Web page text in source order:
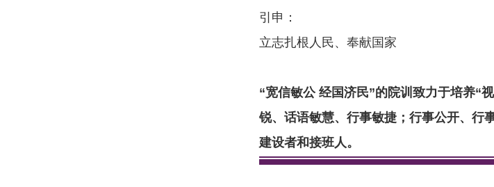
引申：
立志扎根人民、奉献国家
“宽信敏公 经国济民”的院训致力于培养“
锐、话语敏慧、行事敏捷；行事公开、行
建设者和接班人。